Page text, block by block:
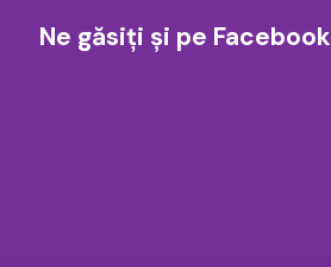
Ne găsiți și pe Facebook